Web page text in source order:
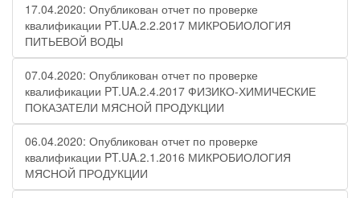
17.04.2020: Опубликован отчет по проверке
квалификации PT.UA.2.2.2017 МИКРОБИОЛОГИЯ
ПИТЬЕВОЙ ВОДЫ
07.04.2020: Опубликован отчет по проверке
квалификации PT.UA.2.4.2017 ФИЗИКО-ХИМИЧЕСКИЕ
ПОКАЗАТЕЛИ МЯСНОЙ ПРОДУКЦИИ
06.04.2020: Опубликован отчет по проверке
квалификации PT.UA.2.1.2016 МИКРОБИОЛОГИЯ
МЯСНОЙ ПРОДУКЦИИ